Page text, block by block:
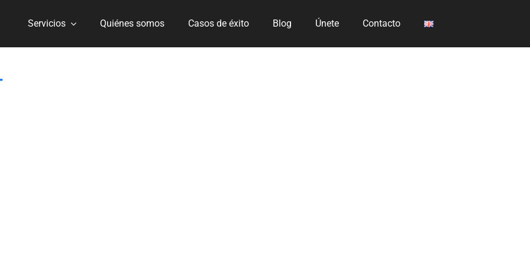
Servicios Quiénes somos Casos de éxito Blog Únete Contacto